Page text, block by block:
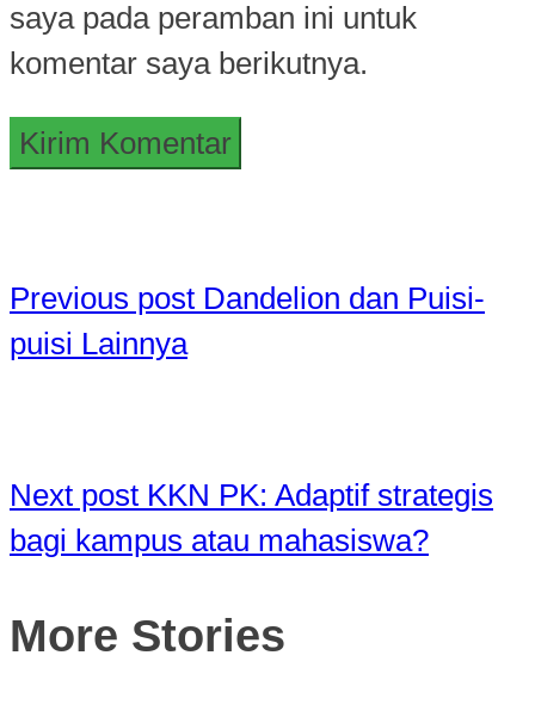
saya pada peramban ini untuk
komentar saya berikutnya.
Previous post Dandelion dan Puisi-
puisi Lainnya
Next post KKN PK: Adaptif strategis
bagi kampus atau mahasiswa?
More Stories